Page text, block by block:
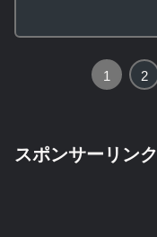
1 2
スポンサーリンク